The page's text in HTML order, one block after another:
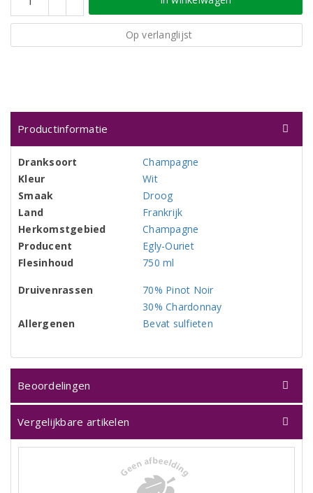
Op verlanglijst
Productinformatie
Dranksoort
Champagne
Kleur
Wit
Smaak
Droog
Land
Frankrijk
Herkomstgebied
Champagne
Producent
Egly-Ouriet
Flesinhoud
750 ml
Druivenrassen
70% Pinot Noir
30% Chardonnay
Allergenen
Bevat sulfieten
Beoordelingen
Vergelijkbare artikelen